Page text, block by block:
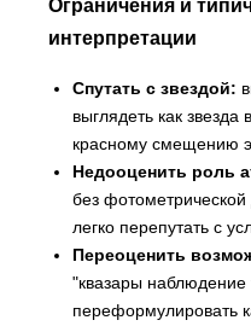
Ограничения и
интерпретации
Спутать с звездой:
выглядеть как
красному смещению
Недооценить роль
без
легко перепутать с
Переоценить
"квазары наблюдение
переформулировать